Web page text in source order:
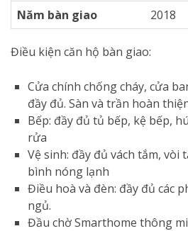
Năm bàn giao
2018
Điều kiện căn hộ bàn giao:
Cửa chính chống cháy, cửa
đầy đủ. Sàn và trần hoàn
Bếp: đầy đủ tủ bếp, kệ bếp,
rửa
Vệ sinh: đầy đủ vách tắm, vòi
bình nóng lạnh
Điều hoà và đèn: đầy đủ các
ngủ.
Đầu chờ Smarthome thông